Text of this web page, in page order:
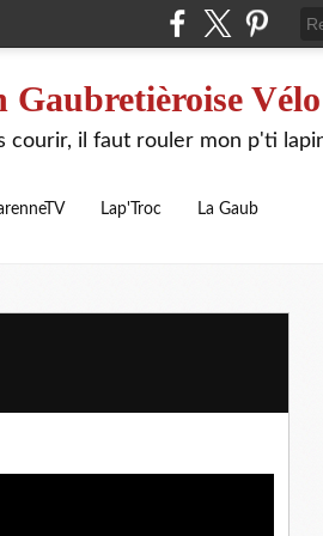
Gaubretièroise
courir, il faut rouler mon p'ti
Lap'Troc La Gaub